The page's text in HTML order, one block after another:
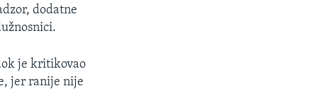
dodatne
je kritikovao
jer ranije nije